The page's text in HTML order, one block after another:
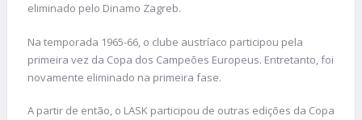
eliminado pelo Dinamo Zagreb.
Na temporada 1965-66, o clube austríaco participou pela
primeira vez da Copa dos Campeões Europeus. Entretanto, foi
novamente eliminado na primeira fase.
A partir de então, o LASK participou de outras edições da Copa